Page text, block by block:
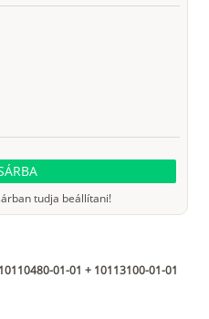
tudja beállítani!
01-01 + 10113100-01-01